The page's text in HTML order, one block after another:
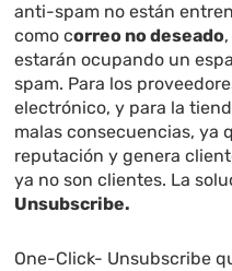
anti-spam no están
como correo no deseado
estarán ocupando un
spam. Para los
electrónico, y para la
malas consecuencias, ya
reputación y genera
ya no son clientes. La
Unsubscribe.
One-Click- Unsubscribe